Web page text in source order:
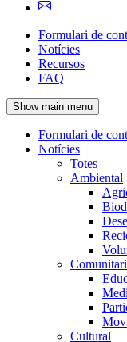
Navegació
principal
de
Formulari de
Notícies
Recursos
FAQ
Show main menu
Navegació
principal
Formulari de
Notícies
Totes
Ambiental
Comunitari
Cultural